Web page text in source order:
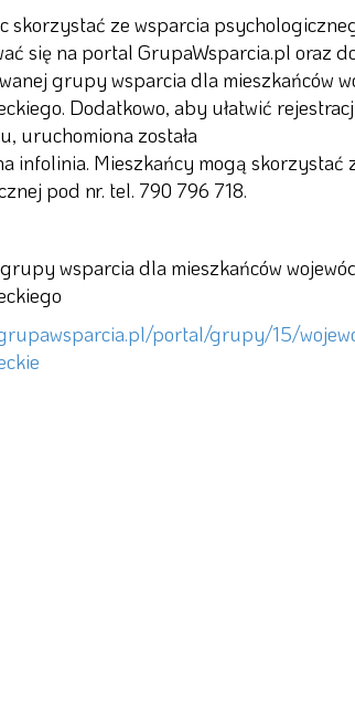
skorzystać ze wsparcia
się na portal GrupaWsparcia.pl oraz
grupy wsparcia dla mieszkańców
Dodatkowo, aby ułatwić
uruchomiona została
infolinia. Mieszkańcy mogą skorzystać
pod nr. tel. 790 796 718.
wsparcia dla mieszkańców
portal/grupy/15/